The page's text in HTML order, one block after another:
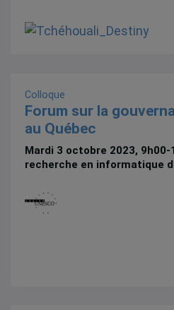
Colloque
Forum sur la
au Québec
Mardi 3 octobre 2023, 9h00-
recherche en informatique